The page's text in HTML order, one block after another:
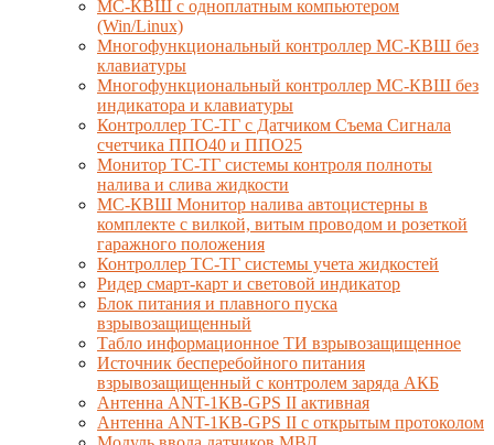
МС-КВШ с одноплатным компьютером
(Win/Linux)
Многофункциональный контроллер МС-КВШ без
клавиатуры
Многофункциональный контроллер МС-КВШ без
индикатора и клавиатуры
Контроллер ТС-ТГ с Датчиком Съема Сигнала
счетчика ППО40 и ППО25
Монитор ТС-ТГ системы контроля полноты
налива и слива жидкости
МС-КВШ Монитор налива автоцистерны в
комплекте с вилкой, витым проводом и розеткой
гаражного положения
Контроллер ТС-ТГ системы учета жидкостей
Ридер смарт-карт и световой индикатор
Блок питания и плавного пуска
взрывозащищенный
Табло информационное ТИ взрывозащищенное
Источник бесперебойного питания
взрывозащищенный с контролем заряда АКБ
Антенна ANT-1КВ-GPS II активная
Антенна ANT-1КВ-GPS II с открытым протоколом